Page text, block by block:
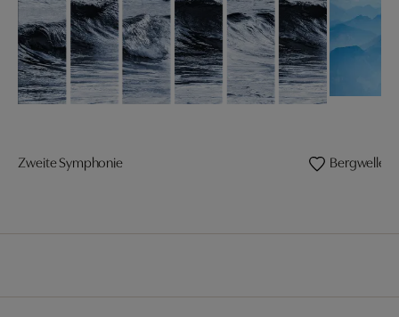
Zweite Symphonie Bergwellen